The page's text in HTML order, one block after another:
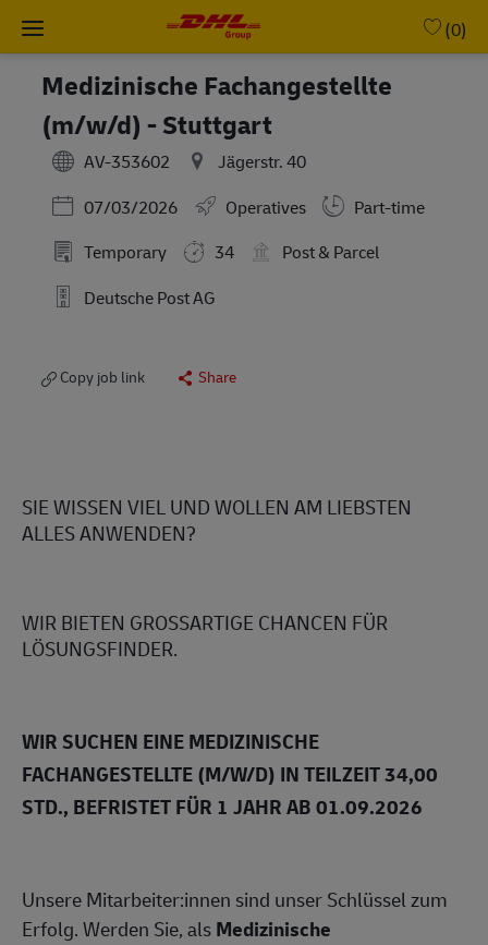
Skip to main content
(0)
Medizinische Fachangestellte
(m/w/d) - Stuttgart
AV-353602
Jägerstr. 40
Posted Date
07/03/2026 Operatives
Part-time
Temporary
34
Post & Parcel
Deutsche Post AG
Copy job link Share
SIE WISSEN VIEL UND WOLLEN AM LIEBSTEN
ALLES ANWENDEN?
WIR BIETEN GROSSARTIGE CHANCEN FÜR
LÖSUNGSFINDER.
WIR SUCHEN EINE MEDIZINISCHE
FACHANGESTELLTE (M/W/D) IN TEILZEIT 34,00
STD., BEFRISTET FÜR 1 JAHR AB 01.09.2026
Unsere Mitarbeiter:innen sind unser Schlüssel zum
Erfolg. Werden Sie, alsMedizinische